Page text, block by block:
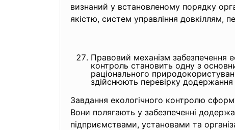
визнаний у встановленому порядку
якістю, систем управління довкіллям,
Правовий механізм забезпечення
контроль становить одну з
раціонального
здійснюють перевірку додержання
Завдання екологічного контролю
Вони полягають у забезпеченні
підприємствами, установами та